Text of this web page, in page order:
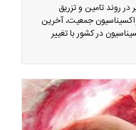
در روند تامین و تزریق
جمعیت، آخرین
در کشور با تغییر